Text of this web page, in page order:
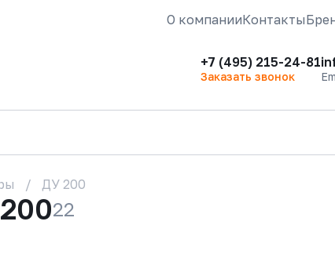
О компанииКонтакты
+7 (495) 215-24-81
Заказать звонок
ДУ 200
22